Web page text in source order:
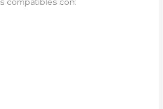
compatibles con: